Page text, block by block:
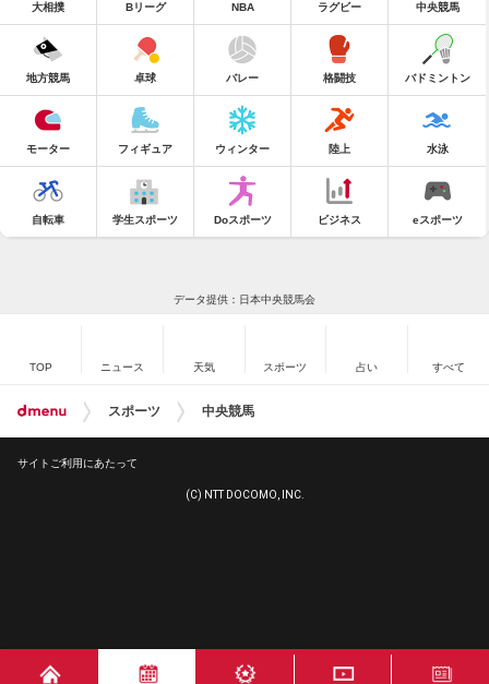
大相撲 Bリーグ NBA ラグビー 中央競馬
地方競馬 卓球 バレー 格闘技 バドミントン
モーター フィギュア ウィンター 陸上 水泳
自転車 学生スポーツ Doスポーツ ビジネス eスポーツ
データ提供：日本中央競馬会
TOP ニュース 天気 スポーツ 占い すべて
スポーツ 中央競馬
サイトご利用にあたって
(C) NTT DOCOMO, INC.